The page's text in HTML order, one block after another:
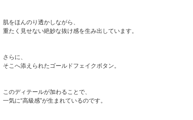
肌をほんのり透かしながら、
重たく見せない絶妙な抜け感を生み出しています。
さらに、
そこへ添えられたゴールドフェイクボタン。
このディテールが加わることで、
一気に“高級感”が生まれているのです。